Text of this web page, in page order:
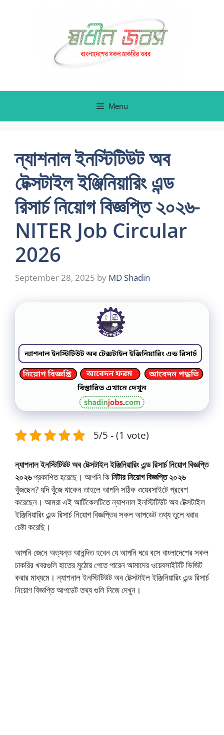
Menu
ন্যাশনাল ইনস্টিটিউট অব
টেক্সটাইল ইঞ্জিনিয়ারিং এন্ড
রিসার্চ নিয়োগ বিজ্ঞপ্তি ২০২৬-
NITER Job Circular
2026
September 28, 2025 by MD Shadin
5/5 - (1 vote)
ন্যাশনাল ইনস্টিটিউট অব টেক্সটাইল ইঞ্জিনিয়ারিং এন্ড রিসার্চ নিয়োগ বিজ্ঞপ্তি
২০২৬প্রকাশিত হয়েছে। আপনি কিনিটার নিয়োগ বিজ্ঞপ্তি ২০২৬
খুঁজছেন? যদি খুঁজে থাকেন তাহলে আপনি সঠিক ওয়েবসাইটে প্রবেশ
করেছেন। আমরা এই আর্টিকেলটিতে ন্যাশনাল ইনস্টিটিউট অব টেক্সটাইল
ইঞ্জিনিয়ারিং এন্ড রিসার্চ নিয়োগ বিজ্ঞপ্তির সকল আপডেট তথ্য তুলে ধরার
চেষ্টা করেছি।
আপনি জেনে অত্যন্ত আনন্দিত হবেন যে আপনি ঘরে বসে বাংলাদেশের সকল
চাকরির খবরগুলি হাতের মুঠোয় পেতে পারেন আমাদের ওয়েবসাইটটি ভিজিট
করার মাধ্যমে। ন্যাশনাল ইনস্টিটিউট অব টেক্সটাইল ইঞ্জিনিয়ারিং এন্ড রিসার্চ
নিয়োগ বিজ্ঞপ্তি আপডেট তথ্য গুলি নিজে দেখুন।